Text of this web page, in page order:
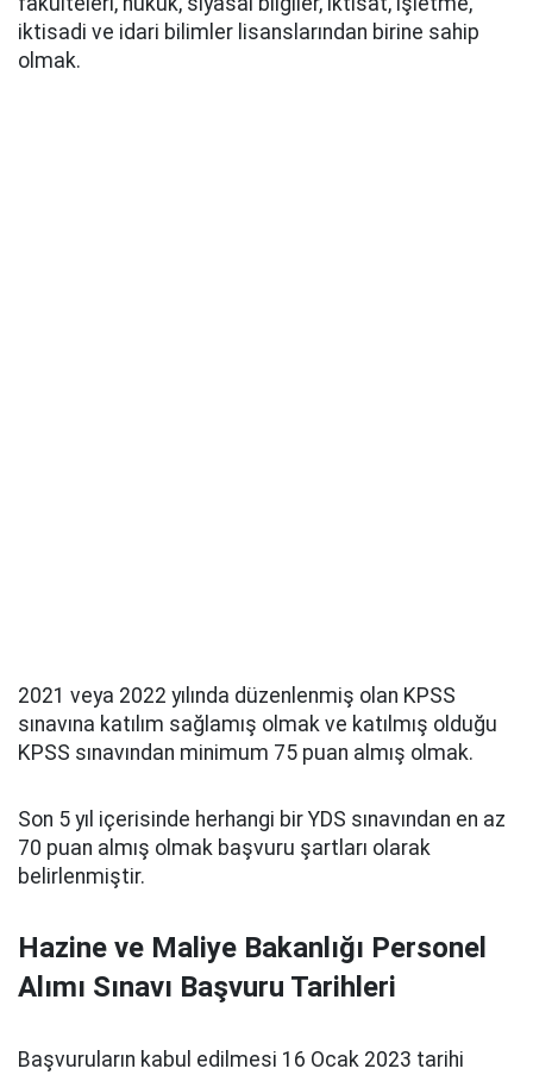
iktisadi ve idari bilimler lisanslarından birine sahip
olmak.
2021 veya 2022 yılında düzenlenmiş olan KPSS
sınavına katılım sağlamış olmak ve katılmış olduğu
KPSS sınavından minimum 75 puan almış olmak.
Son 5 yıl içerisinde herhangi bir YDS sınavından en az
70 puan almış olmak başvuru şartları olarak
belirlenmiştir.
Hazine ve Maliye Bakanlığı Personel
Alımı Sınavı Başvuru Tarihleri
Başvuruların kabul edilmesi 16 Ocak 2023 tarihi